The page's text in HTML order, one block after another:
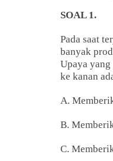
SOAL 1.
Pada saat
banyak
Upaya
ke kanan
A.
B.
C.